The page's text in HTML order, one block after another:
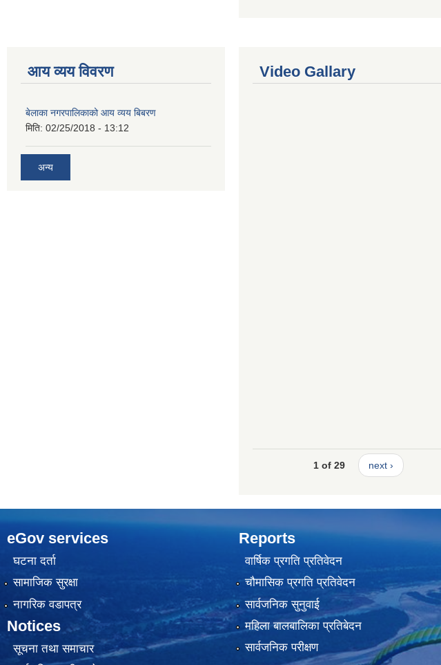
आय व्यय विवरण
बेलाका नगरपालिकाको आय व्यय बिबरण
मिति: 02/25/2018 - 13:12
अन्य
Video Gallary
1 of 29 next ›
eGov services
घटना दर्ता
सामाजिक सुरक्षा
नागरिक वडापत्र
Notices
सूचना तथा समाचार
Reports
वार्षिक प्रगति प्रतिवेदन
चौमासिक प्रगति प्रतिवेदन
सार्वजनिक सुनुवाई
महिला बालबालिका प्रतिबेदन
सार्वजनिक परीक्षण